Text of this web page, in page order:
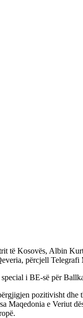
të Kosovës, Albin
përcjell Telegrafi
i BE-së për
pozitivisht
Maqedonia e Veriut